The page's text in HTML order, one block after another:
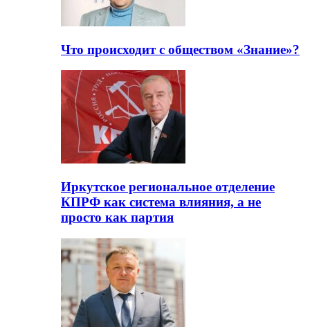
Что происходит с обществом «Знание»?
Иркутское региональное отделение
КПРФ как система влияния, а не
просто как партия